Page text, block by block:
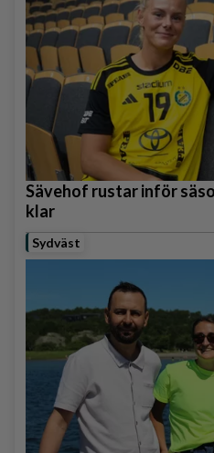
Sävehof rustar inför
klar
Sydväst